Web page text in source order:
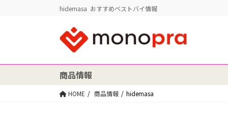
hidemasa おすすめベストバイ情報
商品情報
HOME 商品情報 hidemasa